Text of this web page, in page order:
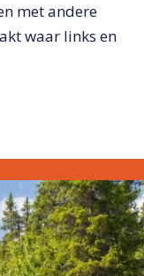
met andere
waar links en